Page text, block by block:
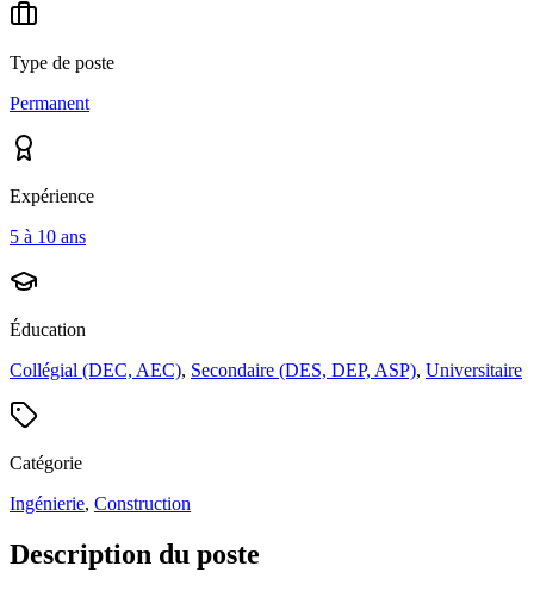
Type de poste
Permanent
Expérience
5 à 10 ans
Éducation
Collégial (DEC, AEC), Secondaire (DES, DEP, ASP), Universitaire
Catégorie
Ingénierie, Construction
Description du poste